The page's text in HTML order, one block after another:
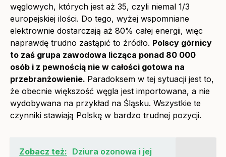
węglowych, których jest aż 35, czyli niemal 1/3
europejskiej ilości. Do tego, wyżej wspomniane
elektrownie dostarczają aż 80% całej energii, więc
naprawdę trudno zastąpić to źródło. Polscy górnicy
to zaś grupa zawodowa licząca ponad 80 000
osób i z pewnością nie w całości gotowa na
przebranżowienie. Paradoksem w tej sytuacji jest to,
że obecnie większość węgla jest importowana, a nie
wydobywana na przykład na Śląsku. Wszystkie te
czynniki stawiają Polskę w bardzo trudnej pozycji.
Zobacz też: Dziura ozonowa i jej